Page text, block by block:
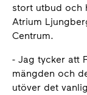
stort utbud och
Atrium
Centrum.
- Jag tycker att
mängden och
utöver det